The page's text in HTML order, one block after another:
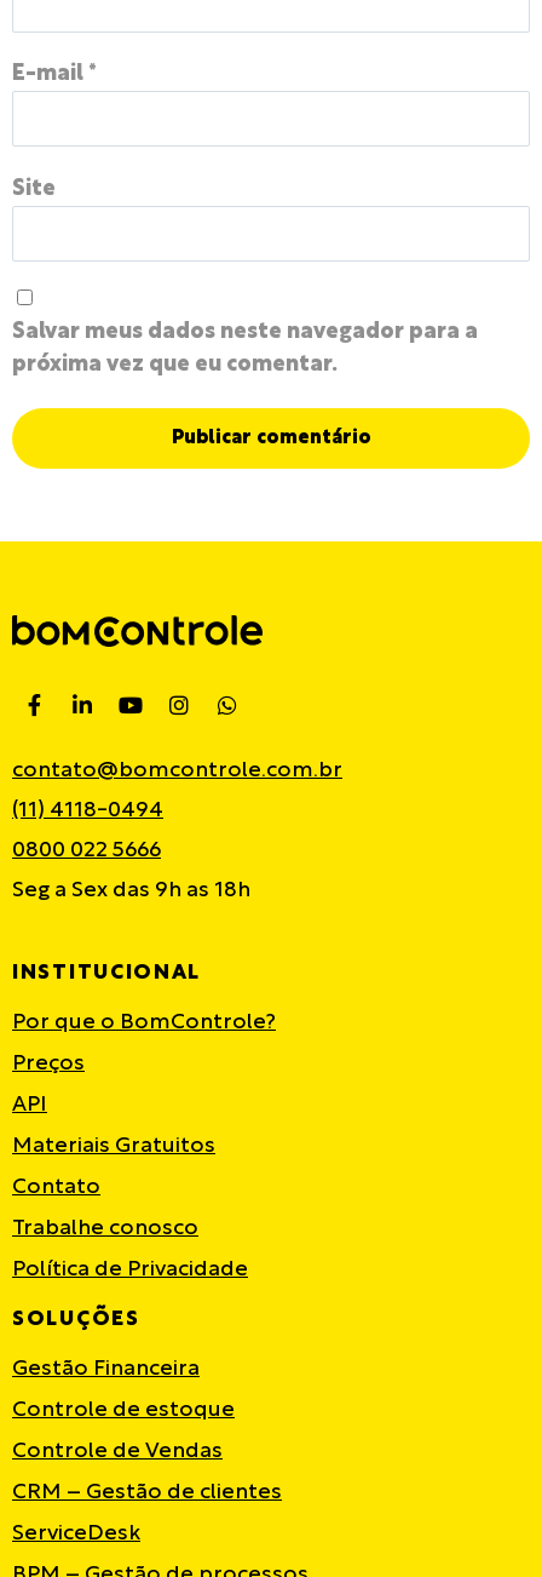
E-mail *
Site
Salvar meus dados neste navegador para a
próxima vez que eu comentar.
contato@bomcontrole.com.br
(11) 4118-0494
0800 022 5666
Seg a Sex das 9h as 18h
INSTITUCIONAL
Por que o BomControle?
Preços
API
Materiais Gratuitos
Contato
Trabalhe conosco
Política de Privacidade
SOLUÇÕES
Gestão Financeira
Controle de estoque
Controle de Vendas
CRM – Gestão de clientes
ServiceDesk